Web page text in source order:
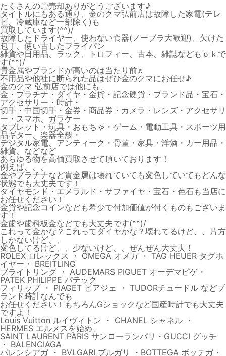
たくさんのご売却ありがとうございます♪
タイトルにもある通り、金のクマ弘前店は故障した家電(テレ
ビ、冷蔵庫など一部除く)も
買取しています(^^)/
故障したドライヤー、使わない食器(ノーブラ大歓迎)、欠けた
包丁、使い古したフライパン
雑貨や日用品、ラック、トロフィー、古本、雑誌などもｏｋで
す(^^)/
貴金属やブランドが高いのは当たり前♬
不用品や他社に断られた品はぜひ金のクマにお任せ♪
金のクマ 弘前店では他にも、
金・プラチナ・ダイヤ・金貨・記念硬貨・ブランド品・宝石・
アクセサリー・時計・
切手・中国切手・金券・商品券・カメラ・レンズ・アクセサリ
ー・スマホ、ガラケー
タブレット・玩具・おもちゃ・ゲーム・電動工具・スポーツ用
品ギター、楽器全般・
デジタル家電、アンティーク・骨董・家具・洋酒・カー用品・
雑貨、などなど
あらゆる物を高価買取させて頂いております！
例えば、、、
金やプラチナなど貴金属は壊れていても変色していてもどんな
状態でも大丈夫です！
ダイヤモンド・エメラルド・サファイヤ・宝石・色石も当店に
お任せください！
金貨や記念コインなども希少で付加価値が付くものもございま
す！
金歯や歯科板金などでも大丈夫です(^^)/
これって金かな？これってダイヤかな？壊れてるけど、、片方
しかないけど、、
変色してるけど、、少ないけど、、ぜんぜん大丈夫！
ROLEX ロレックス ・ OMEGA オメガ ・ TAG HEUER タグホ
イヤー・ BREITLING
ブライトリング ・ AUDEMARS PIGUET オーデマピゲ・
PATEK PHILIPPE パテック
フィリップ ・ PIAGET ピアジェ ・ TUDORチュードル などブ
ランド時計なんでも
お任せください！もちろんGショックなど国産時計でも大丈夫
ですよ！
Louis Vuitton ルイヴィトン ・ CHANEL シャネル ・
HERMES エルメスを始め、
SAINT LAURENT PARIS サンローランパリ・GUCCI グッチ
・ BALENCIAGA
バレンシアガ ・ BVLGARI ブルガリ ・BOTTEGA ボッテガ・